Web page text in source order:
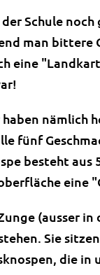
Schule
man bittere
eine
nämlich
fünf
besteht
eine
(ausser
Sie
die